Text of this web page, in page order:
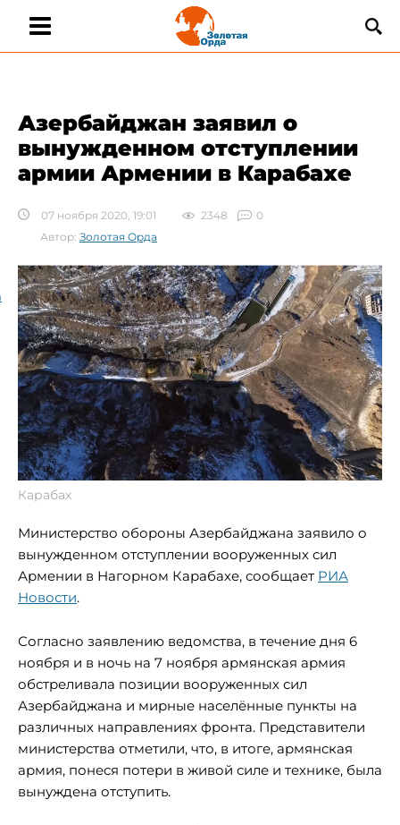
​Азербайджан заявил о
вынужденном отступлении
армии Армении в Карабахе
07 ноября 2020, 19:01 2348
0
Автор: Золотая Орда
Карабах
Министерство обороны Азербайджана заявило о
вынужденном отступлении вооруженных сил
Армении в Нагорном Карабахе, сообщает РИА
Новости.
Согласно заявлению ведомства, в течение дня 6
ноября и в ночь на 7 ноября армянская армия
обстреливала позиции вооруженных сил
Азербайджана и мирные населённые пункты на
различных направлениях фронта. Представители
министерства отметили, что, в итоге, армянская
армия, понеся потери в живой силе и технике, была
вынуждена отступить.